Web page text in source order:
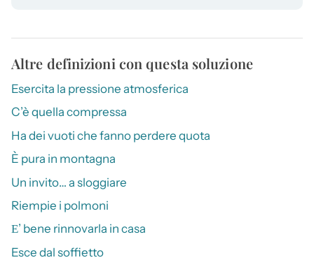
Altre definizioni con questa soluzione
Esercita la pressione atmosferica
C’è quella compressa
Ha dei vuoti che fanno perdere quota
È pura in montagna
Un invito… a sloggiare
Riempie i polmoni
Ε’ bene rinnovarla in casa
Esce dal soffietto